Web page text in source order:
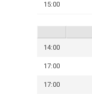
15:00
14:00
17:00
17:00